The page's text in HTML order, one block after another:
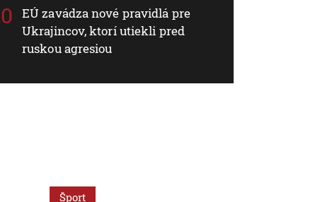
EÚ zavádza nové pravidlá pre
Ukrajincov, ktorí utiekli pred
ruskou agresiou
Šport